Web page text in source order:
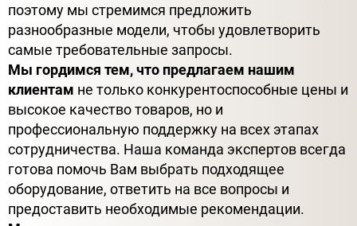
поэтому мы стремимся предложить
разнообразные модели, чтобы удовлетворить
самые требовательные запросы.
Мы гордимся тем, что предлагаем нашим
клиентам не только конкурентоспособные цены и
высокое качество товаров, но и
профессиональную поддержку на всех этапах
сотрудничества. Наша команда экспертов всегда
готова помочь Вам выбрать подходящее
оборудование, ответить на все вопросы и
предоставить необходимые рекомендации.